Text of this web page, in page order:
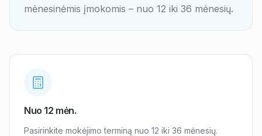
mėnesinėmis įmokomis – nuo 12 iki 36 mėnesių.
Nuo 12 mėn.
Pasirinkite mokėjimo terminą nuo 12 iki 36 mėnesių.